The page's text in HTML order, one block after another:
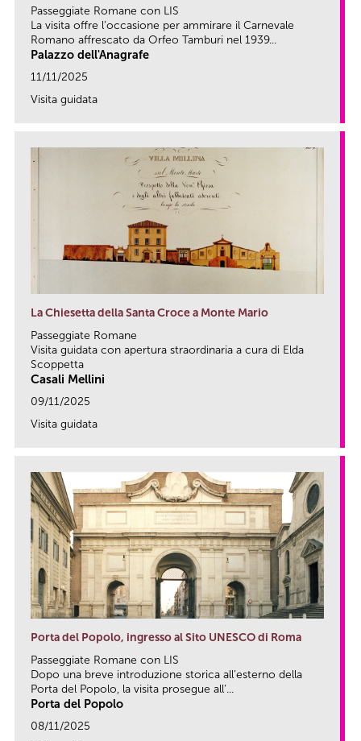
Passeggiate Romane con LIS
La visita offre l’occasione per ammirare il Carnevale
Romano affrescato da Orfeo Tamburi nel 1939...
Palazzo dell'Anagrafe
11/11/2025
Visita guidata
La Chiesetta della Santa Croce a Monte Mario
Passeggiate Romane
Visita guidata con apertura straordinaria a cura di Elda
Scoppetta
Casali Mellini
09/11/2025
Visita guidata
Porta del Popolo, ingresso al Sito UNESCO di Roma
Passeggiate Romane con LIS
Dopo una breve introduzione storica all’esterno della
Porta del Popolo, la visita prosegue all’...
Porta del Popolo
08/11/2025